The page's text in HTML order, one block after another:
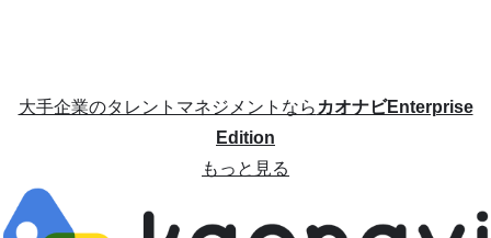
大手企業のタレントマネジメントならカオナビEnterprise
Edition
もっと見る